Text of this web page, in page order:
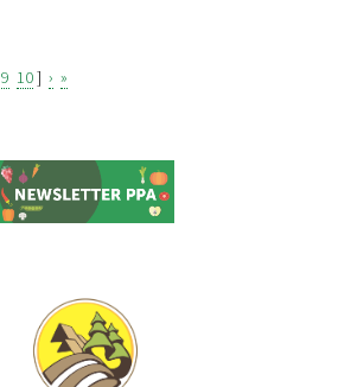
9 10] › »